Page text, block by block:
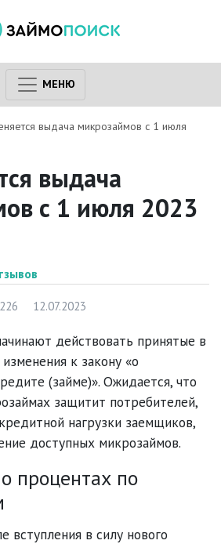
МЕНЮ
выдача микрозаймов с 1 июля
выдача
с 1 июля 2023
226 12.07.2023
действовать принятые в
к закону «о
(займе)». Ожидается, что
защитит потребителей,
нагрузки заемщиков,
доступных микрозаймов.
процентах по
вступления в силу нового